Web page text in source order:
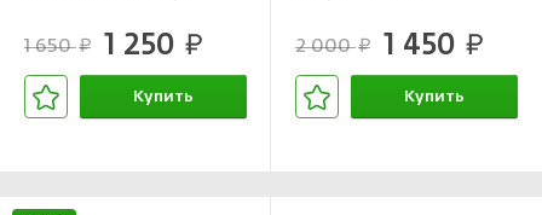
1 650руб. 1 250 руб.
Купить
2 000руб. 1 450 руб.
Купить